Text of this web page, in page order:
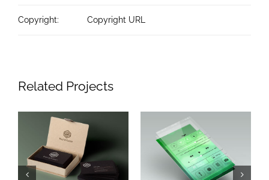
Copyright: Copyright URL
Related Projects